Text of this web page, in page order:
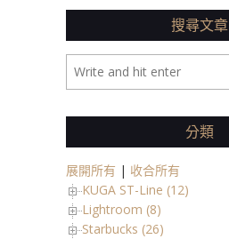
搜尋文章
分類
展開所有 | 收合所有
KUGA ST-Line (12)
Lightroom (8)
Starbucks (26)